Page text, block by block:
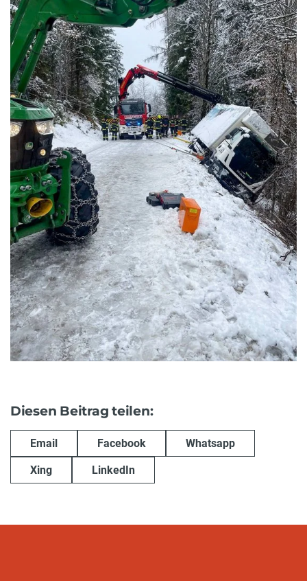
Diesen Beitrag teilen:
Email Facebook Whatsapp
Xing LinkedIn